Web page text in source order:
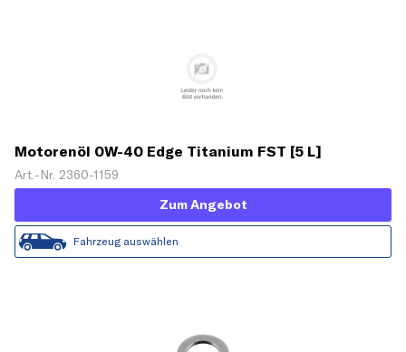
Motorenöl 0W-40 Edge Titanium FST [5 L]
Art.-Nr. 2360-1159
Zum Angebot
Fahrzeug auswählen